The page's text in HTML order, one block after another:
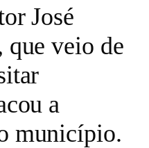
José
que veio de
a
município.